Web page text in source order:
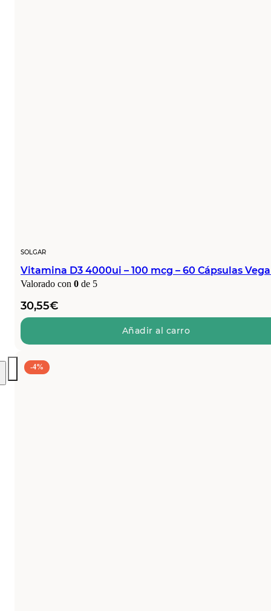
SOLGAR
Vitamina D3 4000ui – 100 mcg – 60 Cápsulas
Valorado con 0 de 5
30,55€
Añadir al carro
-4%